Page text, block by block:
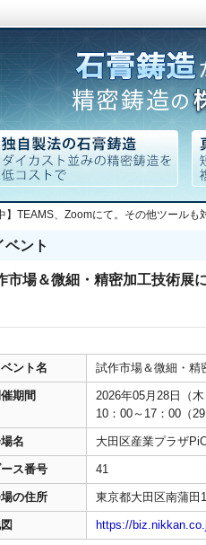
】TEAMS、Zoomにて。その他ツールも
ベント
市場＆微細・精密加工技術展
ント名 試作市場＆微細・精
期間
2026年05月28日（
10：00～17：00（
名 大田区産業プラザ
ス番号 41
の住所 東京都大田区南蒲田
https://